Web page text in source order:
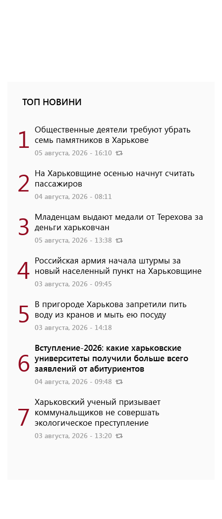
ТОП НОВИНИ
1 Общественные деятели требуют убрать
семь памятников в Харькове
05 августа, 2026 - 16:10
2 На Харьковщине осенью начнут считать
пассажиров
04 августа, 2026 - 08:11
3 Младенцам выдают медали от Терехова за
деньги харьковчан
05 августа, 2026 - 13:38
4 Российская армия начала штурмы за
новый населенный пункт на Харьковщине
03 августа, 2026 - 09:45
5 В пригороде Харькова запретили пить
воду из кранов и мыть ею посуду
03 августа, 2026 - 14:18
6 Вступление-2026: какие харьковские
университеты получили больше всего
заявлений от абитуриентов
04 августа, 2026 - 09:48
7 Харьковский ученый призывает
коммунальщиков не совершать
экологическое преступление
03 августа, 2026 - 13:20